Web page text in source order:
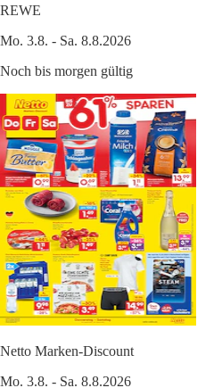
REWE
Mo. 3.8. - Sa. 8.8.2026
Noch bis morgen gültig
Netto Marken-Discount
Mo. 3.8. - Sa. 8.8.2026